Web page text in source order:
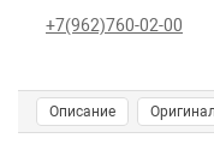
+7(962)760-02-00
Описание